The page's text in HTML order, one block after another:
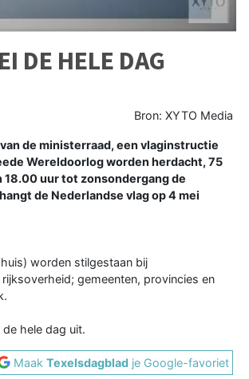
DE HELE DAG
Bron: XYTO Media
de ministerraad, een vlaginstructie
Wereldoorlog worden herdacht, 75
18.00 uur tot zonsondergang de
de Nederlandse vlag op 4 mei
worden stilgestaan bij
gemeenten, provincies en
hele dag uit.
MaakTexelsdagblad je Google-favoriet